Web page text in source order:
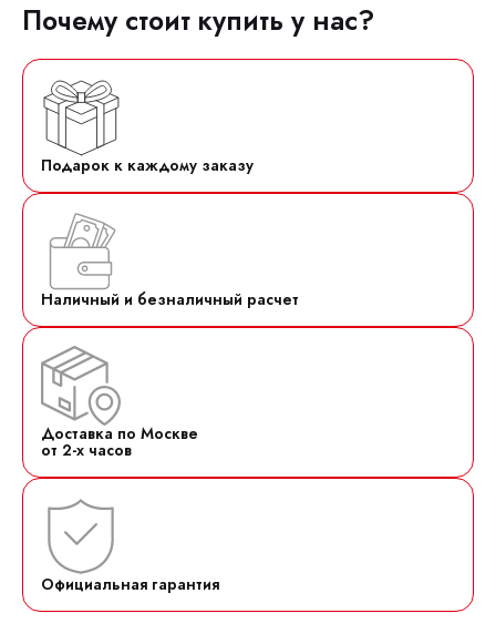
Почему стоит купить у нас?
Подарок к каждому заказу
Наличный и безналичный расчет
Доставка по Москве
от 2-х часов
Официальная гарантия